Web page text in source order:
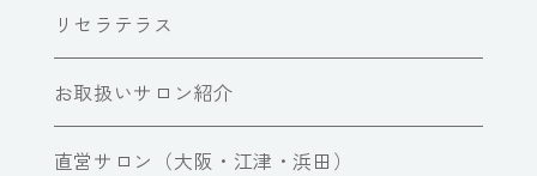
リセラテラス
お取扱いサロン紹介
直営サロン（大阪・江津・浜田）